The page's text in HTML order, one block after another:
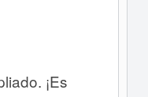
¡Es